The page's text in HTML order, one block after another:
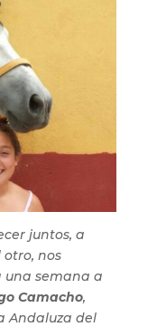
juntos, a
nos
una semana a
Camacho,
Andaluza del